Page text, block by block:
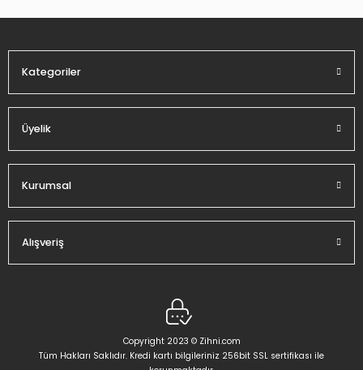
Ürün fiyatı diğer sitelerden daha pahalı.
Kategoriler
Üyelik
Kurumsal
Alışveriş
Copyright 2023 © Zihni.com
Tüm Hakları Saklıdır. Kredi kartı bilgileriniz 256bit SSL sertifikası ile